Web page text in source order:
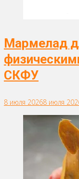
Мармелад
СКФУ
8 июля 20268 июля